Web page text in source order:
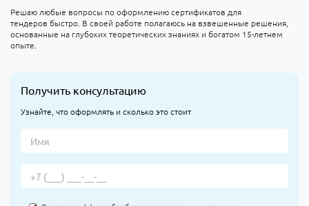
Решаю любые вопросы по оформлению сертификатов для
тендеров быстро. В своей работе полагаюсь на взвешенные решения,
основанные на глубоких теоретических знаниях и богатом 15-летнем
опыте.
Получить консультацию
Узнайте, что оформлять и сколько это стоит